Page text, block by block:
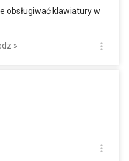
obsługiwać klawiatury w
»